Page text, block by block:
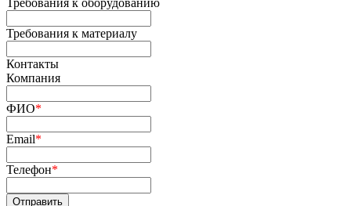
Требования к оборудованию
Требования к материалу
Контакты
Компания
ФИО*
Email*
Телефон*